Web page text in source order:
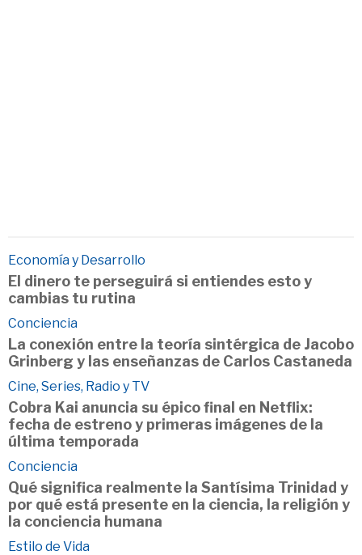
Economía y Desarrollo
El dinero te perseguirá si entiendes esto y
cambias tu rutina
Conciencia
La conexión entre la teoría sintérgica de Jacobo
Grinberg y las enseñanzas de Carlos Castaneda
Cine, Series, Radio y TV
Cobra Kai anuncia su épico final en Netflix:
fecha de estreno y primeras imágenes de la
última temporada
Conciencia
Qué significa realmente la Santísima Trinidad y
por qué está presente en la ciencia, la religión y
la conciencia humana
Estilo de Vida